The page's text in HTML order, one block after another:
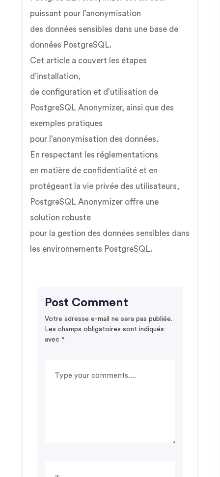
puissant pour l’anonymisation
des données sensibles dans une base de
données PostgreSQL.
Cet article a couvert les étapes
d’installation,
de configuration et d’utilisation de
PostgreSQL Anonymizer, ainsi que des
exemples pratiques
pour l’anonymisation des données.
En respectant les réglementations
en matière de confidentialité et en
protégeant la vie privée des utilisateurs,
PostgreSQL Anonymizer offre une
solution robuste
pour la gestion des données sensibles dans
les environnements PostgreSQL.
Post Comment
Votre adresse e-mail ne sera pas publiée.
Les champs obligatoires sont indiqués
avec *